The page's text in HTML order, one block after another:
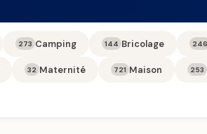
246
Bricolage
144
Camping
273
253
Maison
721
Maternité
32